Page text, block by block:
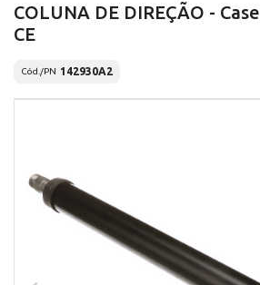
COLUNA DE DIREÇÃO - Case
CE
Cód./PN 142930A2